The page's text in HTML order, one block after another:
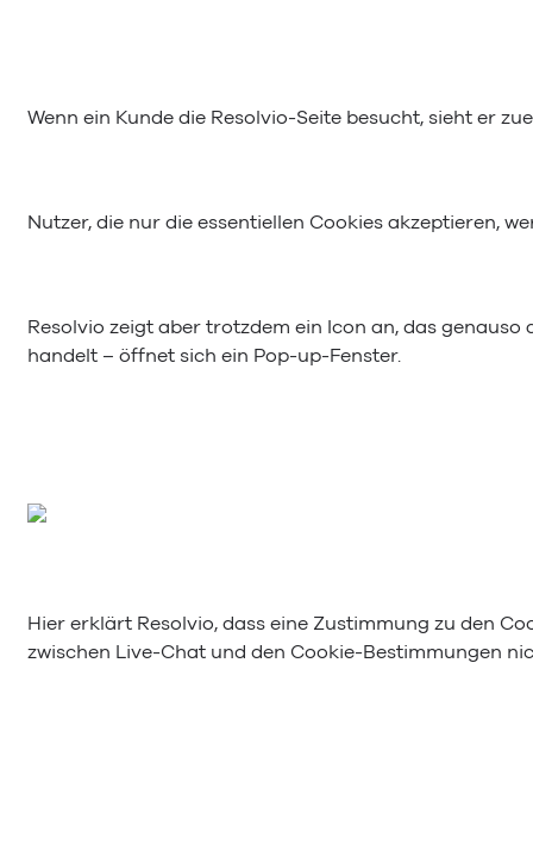
Wenn ein Kunde die Resolvio-Seite besucht, sieht er
Nutzer, die nur die essentiellen Cookies akzeptieren,
Resolvio zeigt aber trotzdem ein Icon an, das
handelt – öffnet sich ein Pop-up-Fenster.
Hier erklärt Resolvio, dass eine Zustimmung zu den
zwischen Live-Chat und den Cookie-Bestimmungen